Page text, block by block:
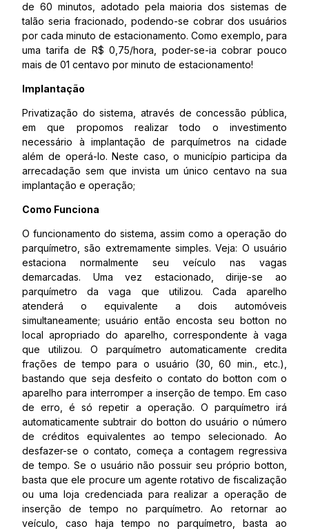
de 60 minutos, adotado pela maioria dos sistemas de
talão seria fracionado, podendo-se cobrar dos usuários
por cada minuto de estacionamento. Como exemplo, para
uma tarifa de R$ 0,75/hora, poder-se-ia cobrar pouco
mais de 01 centavo por minuto de estacionamento!
Implantação
Privatização do sistema, através de concessão pública,
em que propomos realizar todo o investimento
necessário à implantação de parquímetros na cidade
além de operá-lo. Neste caso, o município participa da
arrecadação sem que invista um único centavo na sua
implantação e operação;
Como Funciona
O funcionamento do sistema, assim como a operação do
parquímetro, são extremamente simples. Veja: O usuário
estaciona normalmente seu veículo nas vagas
demarcadas. Uma vez estacionado, dirije-se ao
parquímetro da vaga que utilizou. Cada aparelho
atenderá o equivalente a dois automóveis
simultaneamente; usuário então encosta seu botton no
local apropriado do aparelho, correspondente à vaga
que utilizou. O parquímetro automaticamente credita
frações de tempo para o usuário (30, 60 min., etc.),
bastando que seja desfeito o contato do botton com o
aparelho para interromper a inserção de tempo. Em caso
de erro, é só repetir a operação. O parquímetro irá
automaticamente subtrair do botton do usuário o número
de créditos equivalentes ao tempo selecionado. Ao
desfazer-se o contato, começa a contagem regressiva
de tempo. Se o usuário não possuir seu próprio botton,
basta que ele procure um agente rotativo de fiscalização
ou uma loja credenciada para realizar a operação de
inserção de tempo no parquímetro. Ao retornar ao
veículo, caso haja tempo no parquímetro, basta ao